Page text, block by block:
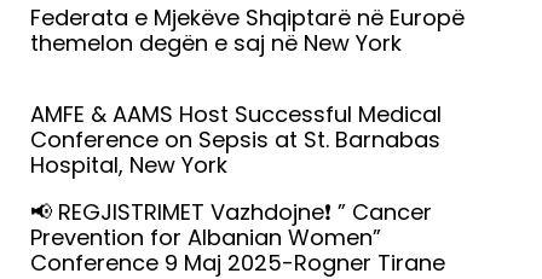
Federata e Mjekëve Shqiptarë në Europë
themelon degën e saj në New York
AMFE & AAMS Host Successful Medical
Conference on Sepsis at St. Barnabas
Hospital, New York
📢 REGJISTRIMET Vazhdojne❗️ ” Cancer
Prevention for Albanian Women”
Conference 9 Maj 2025-Rogner Tirane